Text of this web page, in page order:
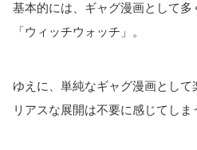
基本的には、ギャグ漫画として多
「ウィッチウォッチ」。
ゆえに、単純なギャグ漫画とし
リアスな展開は不要に感じてしま